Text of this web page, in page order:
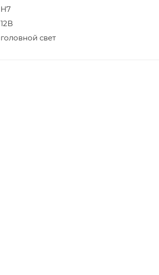
H7
12В
головной свет